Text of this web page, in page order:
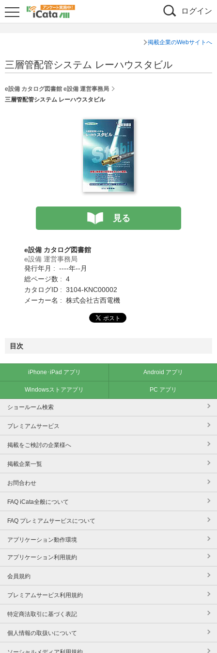
ログイン
掲載企業のWebサイトへ
三層管配管システム レーハウスタビル
e設備 カタログ図書館 e設備 運営事務局
三層管配管システム レーハウスタビル
見る
e設備 カタログ図書館
e設備 運営事務局
発行年月 : ----年--月
総ページ数 : 4
カタログID : 3104-KNC00002
メーカー名 : 株式会社古西電機
目次
iPhone･iPad アプリ Android アプリ
Windowsストアアプリ PC アプリ
ショールーム検索
プレミアムサービス
掲載をご検討の企業様へ
掲載企業一覧
お問合わせ
FAQ iCata全般について
FAQ プレミアムサービスについて
アプリケーション動作環境
アプリケーション利用規約
会員規約
プレミアムサービス利用規約
特定商法取引に基づく表記
個人情報の取扱いについて